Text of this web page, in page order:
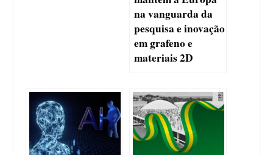
na vanguarda da
pesquisa e inovação
em grafeno e
materiais 2D